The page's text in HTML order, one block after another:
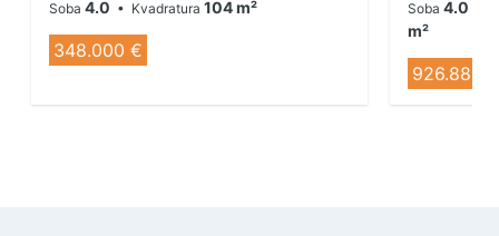
Soba 4.0 • Kvadratura 104 m²
348.000 €
Soba 4.0
m²
926.888 €